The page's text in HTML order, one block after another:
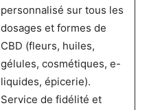
personnalisé sur tous les
dosages et formes de
CBD (fleurs, huiles,
gélules, cosmétiques, e-
liquides, épicerie).
Service de fidélité et